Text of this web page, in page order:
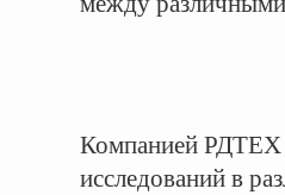
Компанией РДТЕХ
исследований в